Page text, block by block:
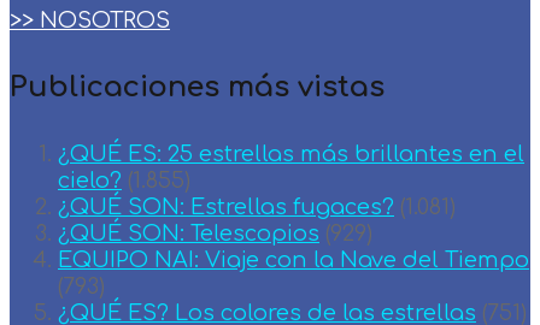
>> NOSOTROS
Publicaciones más vistas
¿QUÉ ES: 25 estrellas más brillantes en el
cielo? (1.855)
¿QUÉ SON: Estrellas fugaces? (1.081)
¿QUÉ SON: Telescopios (929)
EQUIPO NAI: Viaje con la Nave del Tiempo
(793)
¿QUÉ ES? Los colores de las estrellas (751)